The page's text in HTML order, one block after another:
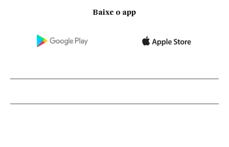
Baixe o app